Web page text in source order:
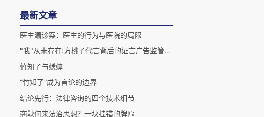
最新文章
医生漏诊案：医生的行为与医院的局限
"我"从未存在:方桃子代言背后的证言广告监管漏洞
竹知了与蟋蟀
“竹知了”成为言论的边界
结论先行：法律咨询的四个技术细节
商鞅何来法治思想？一块挂错的牌匾